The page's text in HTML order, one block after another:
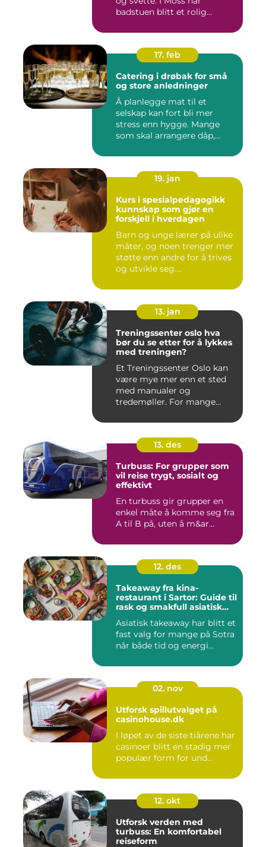
badstuen blitt et rolig
17. feb
Catering i drøbak for små
og store anledninger
Å planlegge mat til et
selskap kan fort bli mer
stress enn hygge. Mange
som skal arrangere dåp,
19. jan
Kurs i spesialpedagogikk
kunnskap som gjør en
forskjell i hverdagen
Barn og unge lærer på ulike
måter, og noen trenger mer
støtte enn andre for å trives
og utvikle seg....
13. jan
Treningssenter oslo hva
bør du se etter for å lykkes
med treningen?
Et Treningssenter Oslo kan
være mye mer enn et sted
med manualer og
tredemøller. For mange
13. des
Turbuss: For grupper som
vil reise trygt, sosialt og
effektivt
En turbuss gir grupper en
enkel måte å komme seg fra
A til B på, uten å m&ar...
12. des
Takeaway fra kina-
restaurant i Sartor: Guide til
rask og smakfull asiatisk
Asiatisk takeaway har blitt et
fast valg for mange på Sotra
når både tid og energi...
02. nov
Utforsk spillutvalget på
casinohouse.dk
I løpet av de siste tiårene har
casinoer blitt en stadig mer
populær form for und...
12. okt
Utforsk verden med
turbuss: En komfortabel
reiseform